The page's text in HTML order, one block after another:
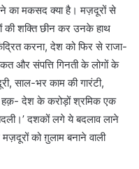
का मकसद क्या है। मज़दूरों से
की शक्ति छीन कर उनके हाथ
करना, देश को फिर से राजा-
और संपत्ति गिनती के लोगों के
साल-भर काम की गारंटी,
हक़- देश के करोड़ों श्रमिक एक
दशकों लगे ये बदलाव लाने
को ग़ुलाम बनाने वाली